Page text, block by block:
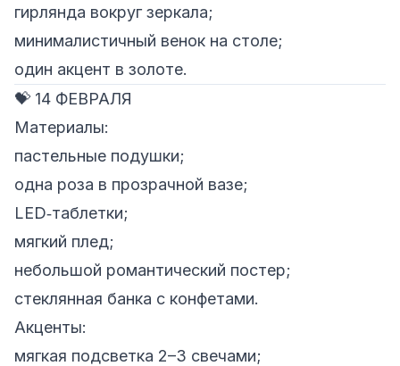
гирлянда вокруг зеркала;
минималистичный венок на столе;
один акцент в золоте.
💝 14 ФЕВРАЛЯ
Материалы:
пастельные подушки;
одна роза в прозрачной вазе;
LED‑таблетки;
мягкий плед;
небольшой романтический постер;
стеклянная банка с конфетами.
Акценты:
мягкая подсветка 2–3 свечами;